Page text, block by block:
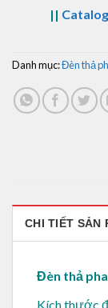
||
Danh mục:Đèn thả
CHI TIẾT SẢN
Đèn thả
Kích thước